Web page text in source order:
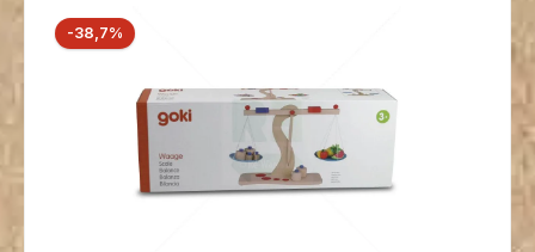
Bildergalerie überspringen
-38,7% Rabatt